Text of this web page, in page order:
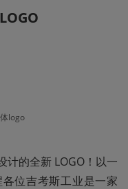
logo
的全新 LOGO！以一
位吉考斯工业是一家